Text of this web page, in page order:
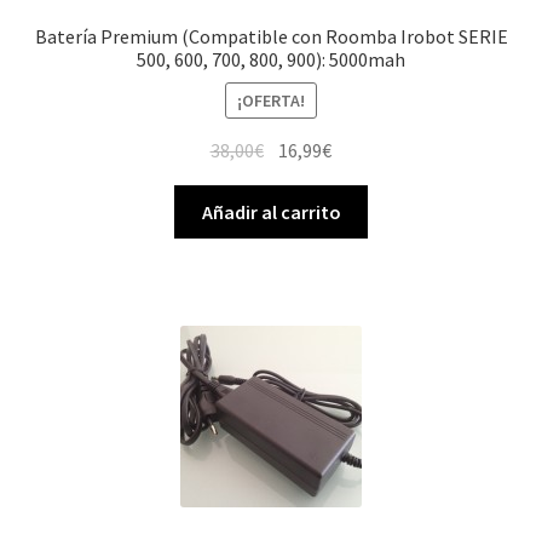
Batería Premium (Compatible con Roomba Irobot SERIE
500, 600, 700, 800, 900): 5000mah
¡OFERTA!
38,00€ El
original
era:
16,99€El
actual
es:
Añadir al carrito